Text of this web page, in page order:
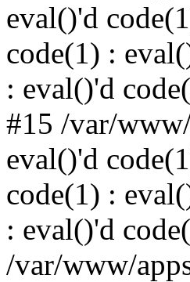
eval()'d
code(1) :
: eval()'d
#15 /var/
eval()'d
code(1) :
: eval()'d
/var/www/